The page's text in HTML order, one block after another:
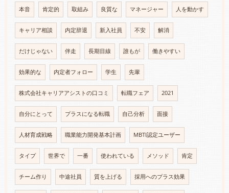
本音 肯定的 取組み 良質な マネージャー 人を動かす
キャリア相談 内定辞退 新入社員 不安 解消
だけじゃない 伴走 長期目線 誰もが 働きやすい
効果的な 内定者フォロー 学生 先輩
株式会社キャリアアシストの口コミ 転職フェア 2021
自分にとって プラスになる転職 自己分析 面接
人材育成戦略 職業能力開発基本計画 MBTI認定ユーザー
タイプ 世界で 一番 使われている メソッド 肯定
チーム作り 中途社員 質を上げる 採用へのプラス効果